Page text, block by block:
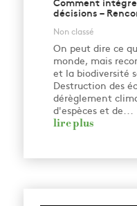
décisions –
Non classé
On peut dire ce
monde, mais
et la biodiversité
Destruction des
dérèglement
d'espèces et de...
lire plus